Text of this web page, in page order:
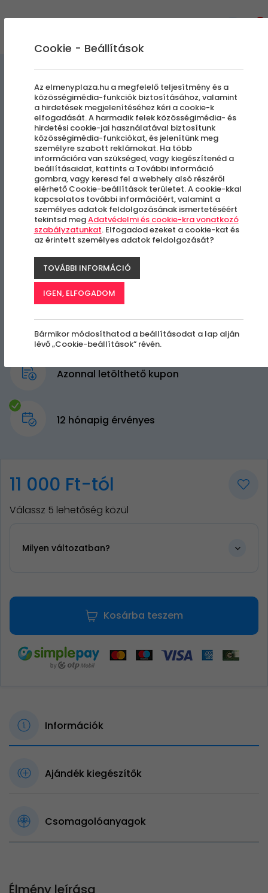
Városi Felfedező Játék
Eger
Azonnal letölthető kupon
12 hónapig érvényes
11 000 Ft-tól
Válassz 5 lehetőség közül
Milyen változatban?
Kosárba teszem
Információk
Ajándék kiegészítők
Csomagolóanyagok
Élmény leírása
Cookie - Beállítások
Az elmenyplaza.hu a megfelelő teljesítmény és a
közösségimédia-funkciók biztosításához, valamint
a hirdetések megjelenítéséhez kéri a cookie-k
elfogadását. A harmadik felek közösségimédia- és
hirdetési cookie-jai használatával biztosítunk
közösségimédia-funkciókat, és jelenítünk meg
személyre szabott reklámokat. Ha több
információra van szükséged, vagy kiegészítenéd a
beállításaidat, kattints a További információ
gombra, vagy keresd fel a webhely alsó részéről
elérhető Cookie-beállítások területet. A cookie-kkal
kapcsolatos további információért, valamint a
személyes adatok feldolgozásának ismertetéséért
tekintsd megAdatvédelmi és cookie-kra vonatkozó
szabályzatunkat. Elfogadod ezeket a cookie-kat és
az érintett személyes adatok feldolgozását?
TOVÁBBI INFORMÁCIÓ
IGEN, ELFOGADOM
Bármikor módosíthatod a beállításodat a lap alján
lévő „Cookie-beállítások” révén.